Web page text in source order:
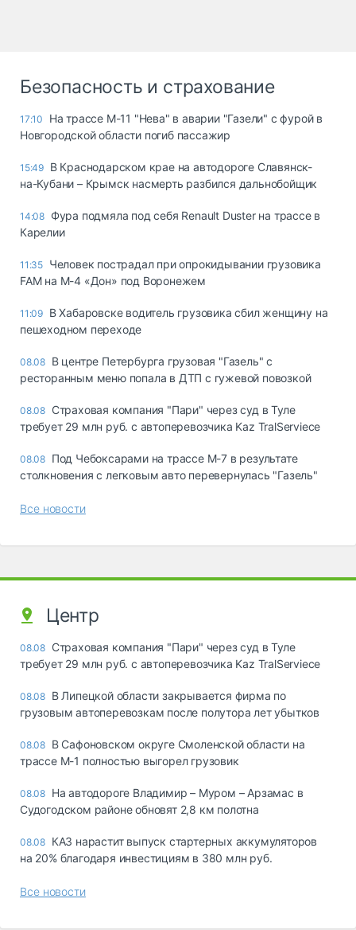
Безопасность и страхование
17:10
На трассе М-11 "Нева" в аварии "Газели" с фурой в
Новгородской области погиб пассажир
15:49 В Краснодарском крае на автодороге Славянск-
на-Кубани – Крымск насмерть разбился дальнобойщик
14:08 Фура подмяла под себя Renault Duster на трассе в
Карелии
11:35 Человек пострадал при опрокидывании грузовика
FAM на М-4 «Дон» под Воронежем
11:09 В Хабаровске водитель грузовика сбил женщину на
пешеходном переходе
08.08 В центре Петербурга грузовая "Газель" с
ресторанным меню попала в ДТП с гужевой повозкой
08.08 Страховая компания "Пари" через суд в Туле
требует 29 млн руб. с автоперевозчика Kaz TralServiece
08.08 Под Чебоксарами на трассе М-7 в результате
столкновения с легковым авто перевернулась "Газель"
Все новости
Центр
08.08 Страховая компания "Пари" через суд в Туле
требует 29 млн руб. с автоперевозчика Kaz TralServiece
08.08 В Липецкой области закрывается фирма по
грузовым автоперевозкам после полутора лет убытков
08.08 В Сафоновском округе Смоленской области на
трассе М-1 полностью выгорел грузовик
08.08 На автодороге Владимир – Муром – Арзамас в
Судогодском районе обновят 2,8 км полотна
08.08 КАЗ нарастит выпуск стартерных аккумуляторов
на 20% благодаря инвестициям в 380 млн руб.
Все новости